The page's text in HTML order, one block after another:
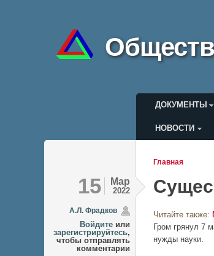
ДОКУМЕНТЫ
Меню
НОВОСТИ
Вы
Главная
15 Мар
2022
А.Л. Фрадков
Войдите или
зарегистрируйтесь,
чтобы отправлять
комментарии
Читайте также:
Гром грянул 7
нужды науки.